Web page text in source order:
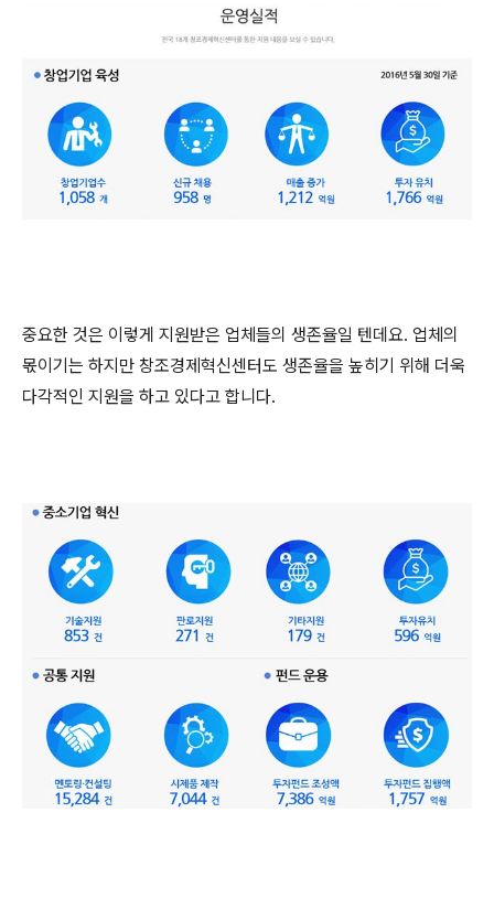
중요한 것은 이렇게 지원받은 업체들의 생존율일 텐데요. 업체의
몫이기는 하지만 창조경제혁신센터도 생존율을 높히기 위해 더욱
다각적인 지원을 하고 있다고 합니다.